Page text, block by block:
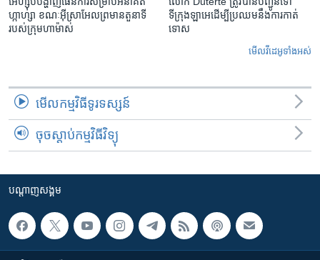
ហ្កាហ្សា ខណៈ​អ៊ីស្រាអែល​ព្រមាន​តួនាទី​
របស់​ក្រុម​ហាម៉ាស់
ទីក្រុងឡាអេ​ដើម្បី​ប្រឈម​នឹង​ការកាត់
ទោស
មើល​វីដេអូ​ទាំង​អស់
មើល​កម្មវិធី​ទូរទស្សន៍
ចុចស្តាប់កម្មវិធីវិទ្យុ
បណ្តាញ​សង្គម